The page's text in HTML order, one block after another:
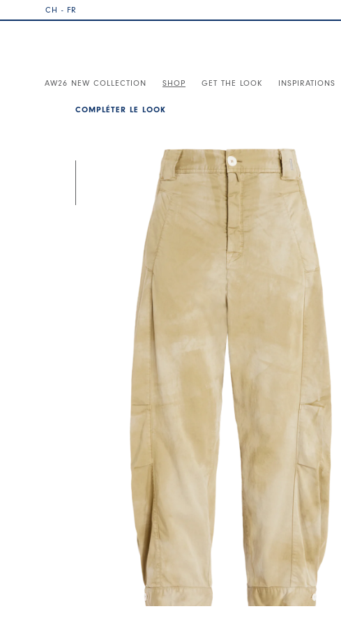
CH - FR
AW26 NEW COLLECTION SHOP GET THE LOOK INSPIRATIONS
COMPLÉTER LE LOOK